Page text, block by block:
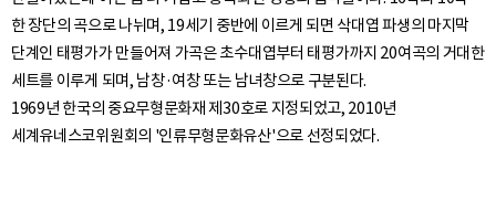
한 장단의 곡으로 나뉘며, 19세기 중반에 이르게 되면 삭대엽 파생의 마지막
단계인 태평가가 만들어져 가곡은 초수대엽부터 태평가까지 20여곡의 거대한
세트를 이루게 되며, 남창·여창 또는 남녀창으로 구분된다.
1969년 한국의 중요무형문화재 제30호로 지정되었고, 2010년